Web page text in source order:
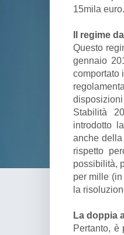
15mila euro.
Il regime
Questo
gennaio
comportato
Stabilità
introdotto
anche
rispetto
possibilità,
per mille
la
La doppia
Pertanto, è